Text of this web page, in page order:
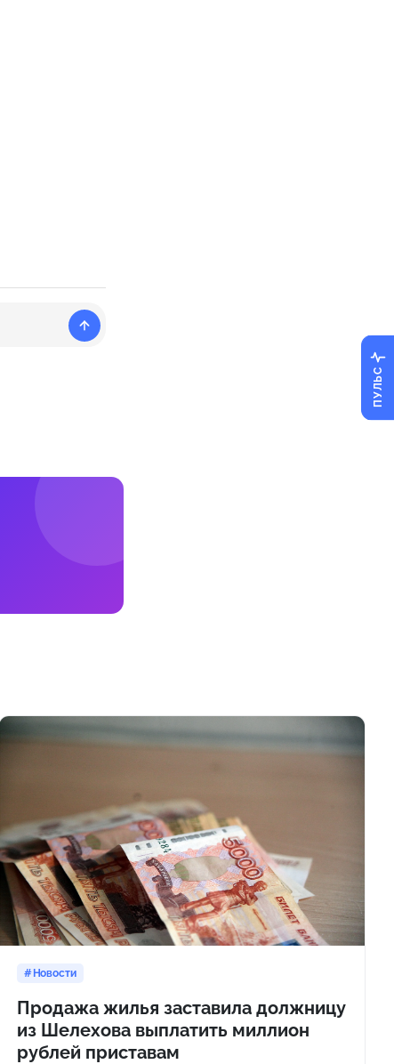
Новости
Продажа жилья заставила должницу
из Шелехова выплатить миллион
рублей приставам
ПУЛЬС